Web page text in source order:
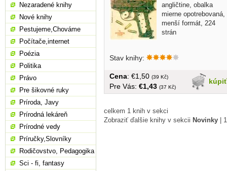
angličtine, obalka
mierne opotrebovaná,
menší formát, 224
strán
Stav knihy:
kúpiť
Cena: €1,50 (39 Kč)
Pre Vás: €1,43 (37 Kč)
celkem 1 knih v sekci
Zobraziť ďalšie knihy v sekcii Novinky 1
Nezaradené knihy
Nové knihy
Pestujeme,Chováme
Počítače,internet
Poézia
Politika
Právo
Pre šikovné ruky
Príroda, Javy
Prírodná lekáreň
Prírodné vedy
Príručky,Slovníky
Rodičovstvo, Pedagogika
Sci - fi, fantasy